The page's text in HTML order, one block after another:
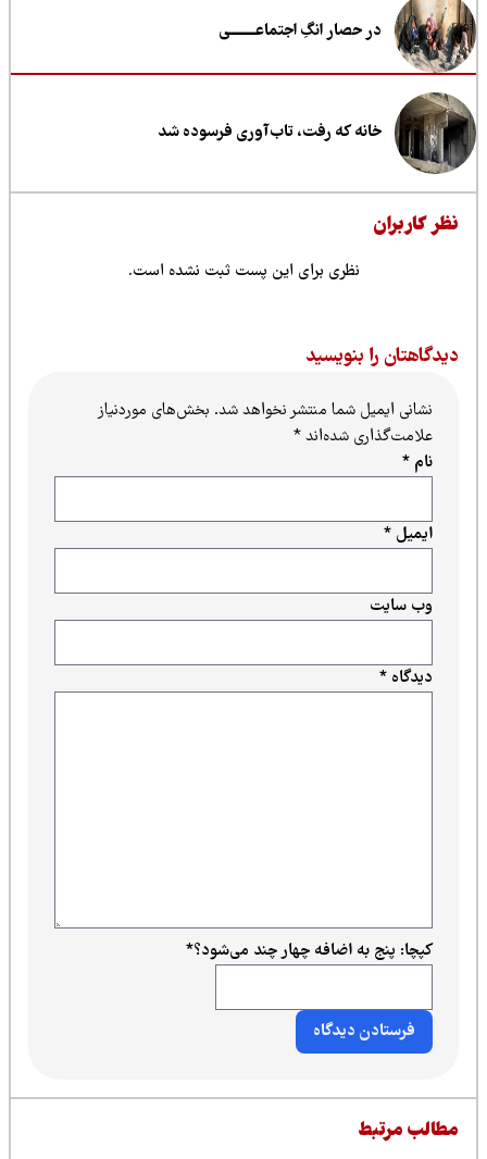
در حصار انگِ اجتماعــــــــی
خانه که رفت، تاب‌آوری فرسوده شد
کاربران
نظری برای این پست ثبت نشده است.
را بنویسید
نشانی ایمیل شما منتشر نخواهد شد.بخش‌های موردنیاز
علامت‌گذاری شده‌اند*
دیدگاه*
ایمیل*
وب‌ سایت
کپچا: پنج به اضافه چهار چند می‌شود؟*
مرتبط